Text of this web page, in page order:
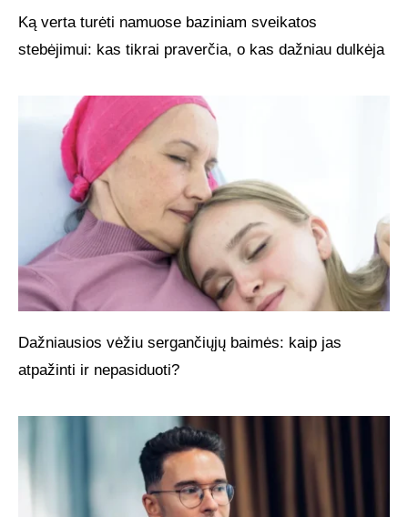
Ką verta turėti namuose baziniam sveikatos
stebėjimui: kas tikrai praverčia, o kas dažniau dulkėja
Dažniausios vėžiu sergančiųjų baimės: kaip jas
atpažinti ir nepasiduoti?